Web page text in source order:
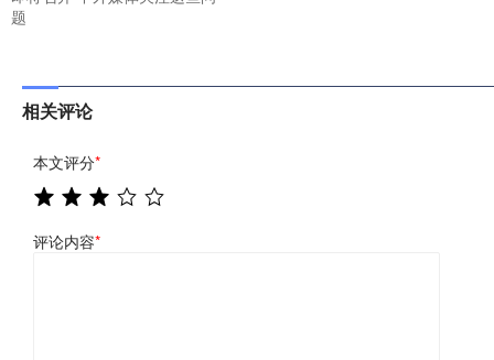
题
相关评论
本文评分*
评论内容*